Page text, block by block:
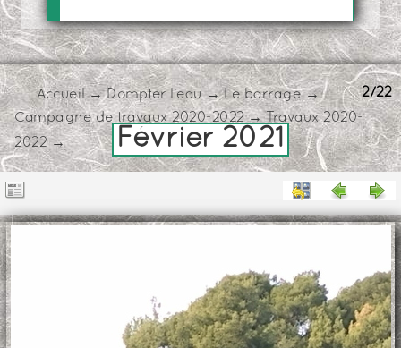
2/22
Accueil→Dompter l'eau→Le barrage→
Campagne de travaux 2020-2022→Travaux 2020-
2022→ Février 2021